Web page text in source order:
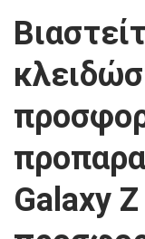
Galaxy